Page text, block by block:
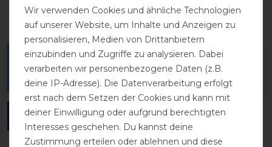
1
0
Melde dich an, um eine Kundenrezension zu
verfassen.
ANMELDEN
Wir verwenden Cookies und ähnliche Technologien
auf unserer Website, um Inhalte und Anzeigen zu
personalisieren, Medien von Drittanbietern
einzubinden und Zugriffe zu analysieren. Dabei
verarbeiten wir personenbezogene Daten (z.B.
deine IP-Adresse). Die Datenverarbeitung erfolgt
erst nach dem Setzen der Cookies und kann mit
deiner Einwilligung oder aufgrund berechtigten
Interesses geschehen. Du kannst deine
Zustimmung erteilen oder ablehnen und diese